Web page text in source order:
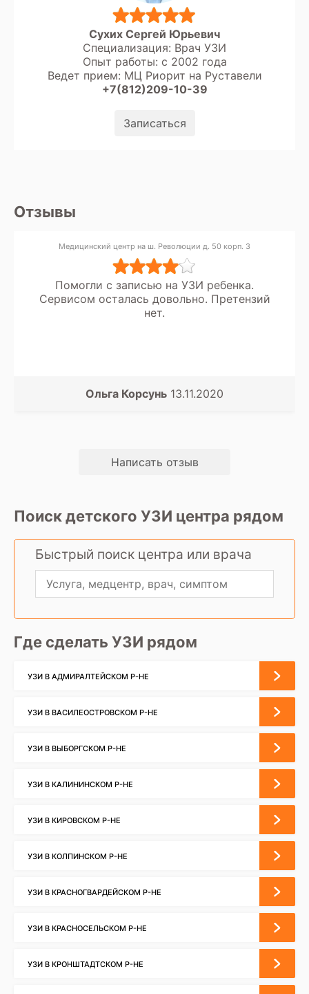
Сухих Сергей Юрьевич
Специализация: Врач УЗИ
Опыт работы: с 2002 года
Ведет прием: МЦ Риорит на Руставели
+7(812)209-10-39
Записаться
Отзывы
Медицинский центр на ш. Революции д. 50 корп. 3
Помогли с записью на УЗИ ребенка.
Сервисом осталась довольно. Претензий
нет.
Ольга Корсунь 13.11.2020
Написать отзыв
Поиск детского УЗИ центра рядом
Быстрый поиск центра или врача
Где сделать УЗИ рядом
УЗИ В АДМИРАЛТЕЙСКОМ Р-НЕ
УЗИ В ВАСИЛЕОСТРОВСКОМ Р-НЕ
УЗИ В ВЫБОРГСКОМ Р-НЕ
УЗИ В КАЛИНИНСКОМ Р-НЕ
УЗИ В КИРОВСКОМ Р-НЕ
УЗИ В КОЛПИНСКОМ Р-НЕ
УЗИ В КРАСНОГВАРДЕЙСКОМ Р-НЕ
УЗИ В КРАСНОСЕЛЬСКОМ Р-НЕ
УЗИ В КРОНШТАДТСКОМ Р-НЕ